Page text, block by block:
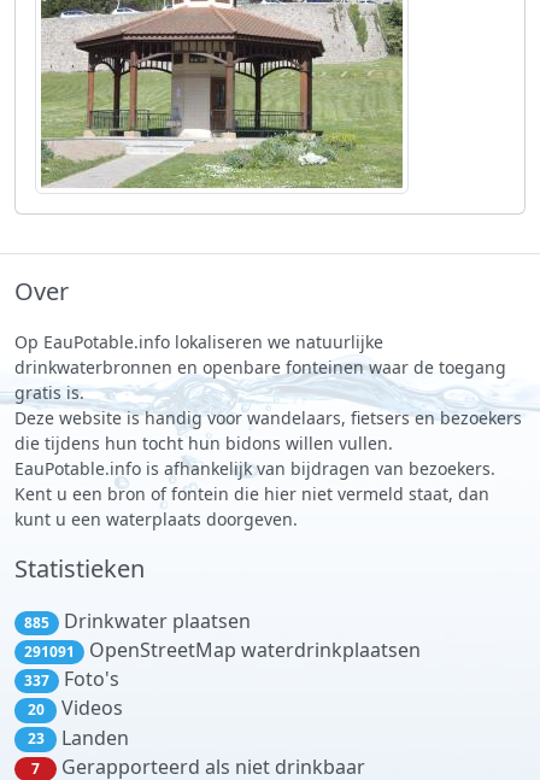
Over
Op EauPotable.info lokaliseren we natuurlijke
drinkwaterbronnen en openbare fonteinen waar de toegang
gratis is.
Deze website is handig voor wandelaars, fietsers en bezoekers
die tijdens hun tocht hun bidons willen vullen.
EauPotable.info is afhankelijk van bijdragen van bezoekers.
Kent u een bron of fontein die hier niet vermeld staat, dan
kunt u een waterplaats doorgeven.
Statistieken
885 Drinkwater plaatsen
291091 OpenStreetMap waterdrinkplaatsen
337 Foto's
20 Videos
23 Landen
7 Gerapporteerd als niet drinkbaar